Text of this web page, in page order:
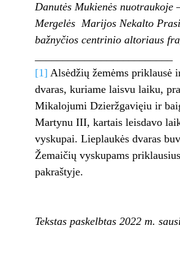
Danutės Mukienės nuotraukoje
Mergelės Marijos Nekalto
bažnyčios centrinio altoriaus
[1] Alsėdžių žemėms priklausė
dvaras, kuriame laisvu laiku,
Mikalojumi Dzieržgavięiu ir
Martynu III, kartais leisdavo
vyskupai. Lieplaukės dvaras
Žemaičių vyskupams
pakraštyje.
Tekstas paskelbtas 2022 m.